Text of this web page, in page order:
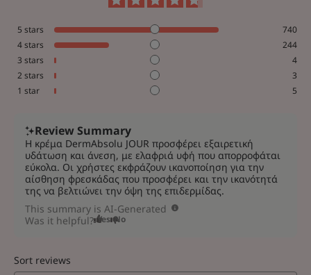
5 stars
740
4stars
244
3 stars
4
2stars
3
1 star 5
Review Summary
Η κρέμα DermAbsolu JOUR προσφέρει εξαιρετική
υδάτωση και άνεση, με ελαφριά υφή που απορροφάται
εύκολα. Οι χρήστες εκφράζουν ικανοποίηση για την
αίσθηση φρεσκάδας που προσφέρει και την ικανότητά
της να βελτιώνει την όψη της επιδερμίδας.
This summary is AI-Generated
Was it helpful? Yes No
Sort reviews